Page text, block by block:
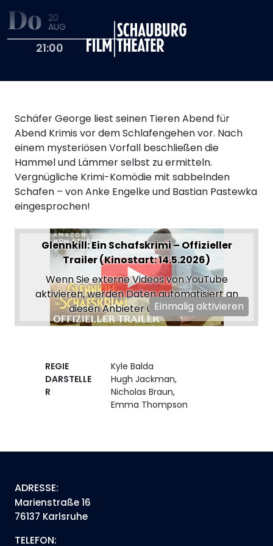
Do 20
AUG
21:00
Schäfer George liest seinen Tieren Abend für
Abend Krimis vor dem Schlafengehen vor. Nach
einem mysteriösen Vorfall beschließen die
Hammel und Lämmer selbst zu ermitteln.
Vergnügliche Krimi-Komödie mit sabbelnden
Schafen – von Anke Engelke und Bastian Pastewka
eingesprochen!
Glennkill: Ein Schafskrimi – Offizieller
Trailer (Kinostart: 14.5.2026)
Wenn Sie externe Videos von YouTube
aktivieren, werden Daten automatisiert an
diesen Anbieter übertragen.
Einmalig aktivieren
REGIE
Kyle Balda
DARSTELLE
R
Hugh Jackman,
Nicholas Braun,
Emma Thompson
ADRESSE:
Marienstraße 16
76137 Karlsruhe
TELEFON: